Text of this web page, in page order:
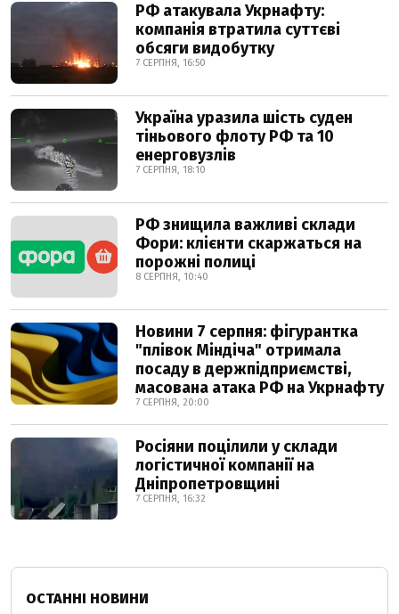
РФ атакувала Укрнафту:
компанія втратила суттєві
обсяги видобутку
7 СЕРПНЯ, 16:50
Україна уразила шість суден
тіньового флоту РФ та 10
енерговузлів
7 СЕРПНЯ, 18:10
РФ знищила важливі склади
Фори: клієнти скаржаться на
порожні полиці
8 СЕРПНЯ, 10:40
Новини 7 серпня: фігурантка
"плівок Міндіча" отримала
посаду в держпідприємстві,
масована атака РФ на Укрнафту
7 СЕРПНЯ, 20:00
Росіяни поцілили у склади
логістичної компанії на
Дніпропетровщині
7 СЕРПНЯ, 16:32
ОСТАННІ НОВИНИ